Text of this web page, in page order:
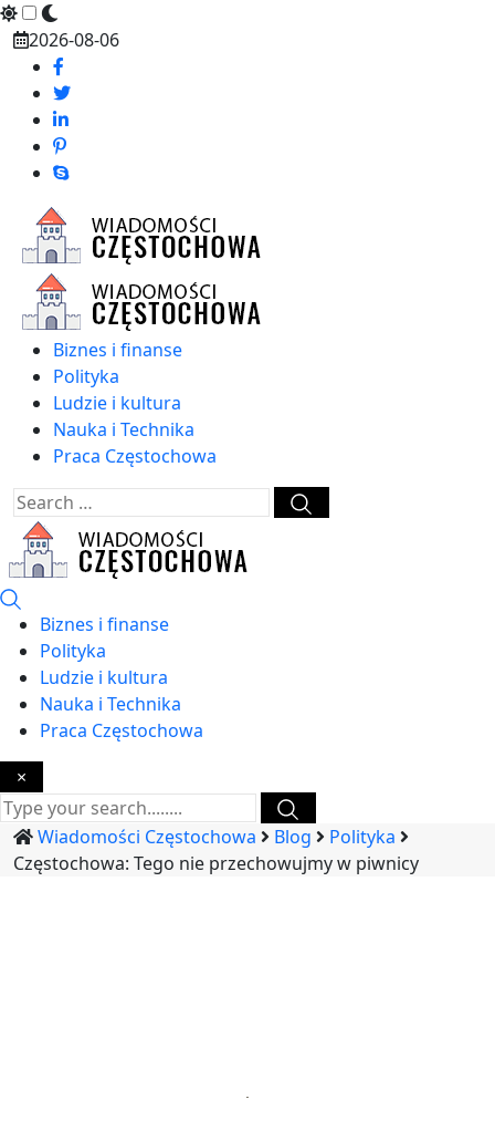
Skip
content
2026-08-06
Biznes i finanse
Polityka
Ludzie i kultura
Nauka i Technika
Praca Częstochowa
Biznes i finanse
Polityka
Ludzie i kultura
Nauka i Technika
Praca Częstochowa
×
Wiadomości Częstochowa Blog
Polityka
Częstochowa: Tego nie przechowujmy w piwnicy